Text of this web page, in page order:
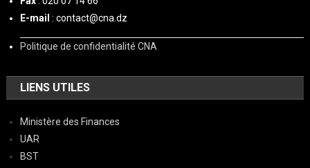
E-mail : contact@cna.dz
Politique de confidentialité CNA
LIENS UTILES
Ministère des Finances
UAR
BST